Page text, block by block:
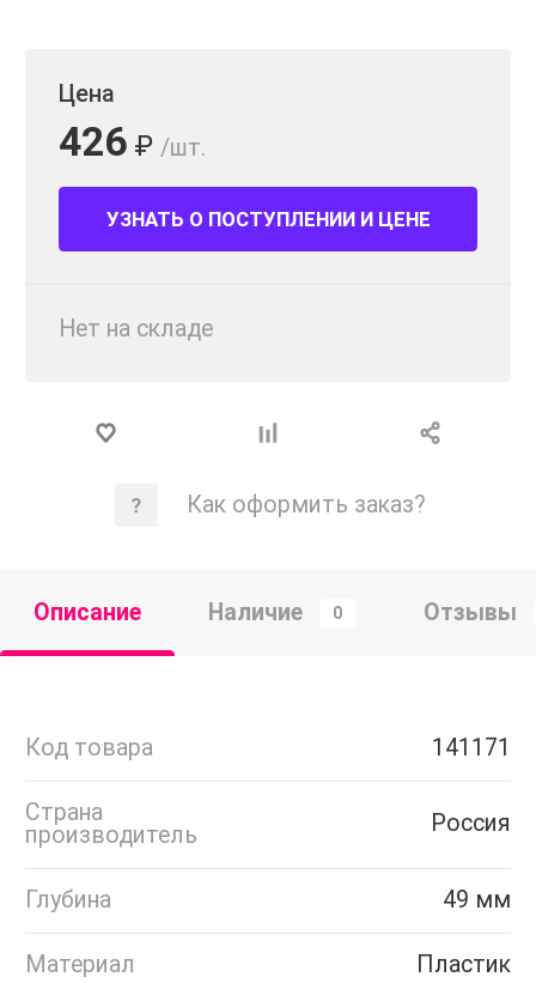
Цена
426 ₽ /шт.
УЗНАТЬ О ПОСТУПЛЕНИИ И ЦЕНЕ
Нет на складе
Как оформить заказ?
Описание Наличие 0 Отзывы
Код товара 141171
Страна
производитель
Россия
Глубина 49 мм
Материал Пластик